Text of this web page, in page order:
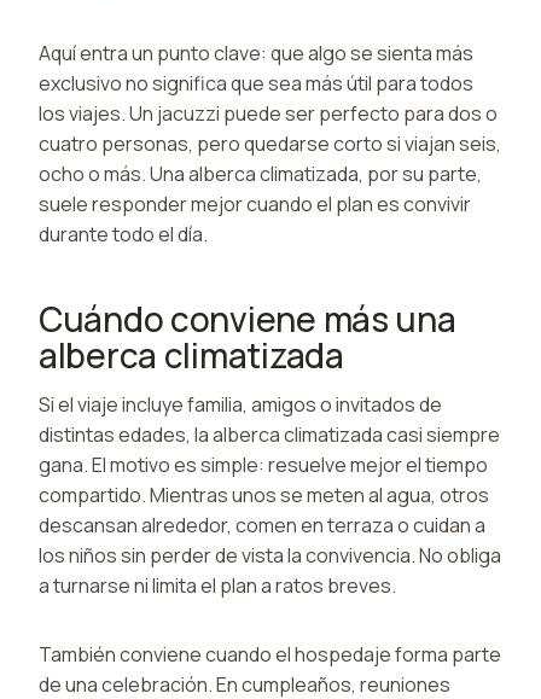
Aquí entra un punto clave: que algo se sienta más
exclusivo no significa que sea más útil para todos
los viajes. Un jacuzzi puede ser perfecto para dos o
cuatro personas, pero quedarse corto si viajan seis,
ocho o más. Una alberca climatizada, por su parte,
suele responder mejor cuando el plan es convivir
durante todo el día.
Cuándo conviene más una
alberca climatizada
Si el viaje incluye familia, amigos o invitados de
distintas edades, la alberca climatizada casi siempre
gana. El motivo es simple: resuelve mejor el tiempo
compartido. Mientras unos se meten al agua, otros
descansan alrededor, comen en terraza o cuidan a
los niños sin perder de vista la convivencia. No obliga
a turnarse ni limita el plan a ratos breves.
También conviene cuando el hospedaje forma parte
de una celebración. En cumpleaños, reuniones